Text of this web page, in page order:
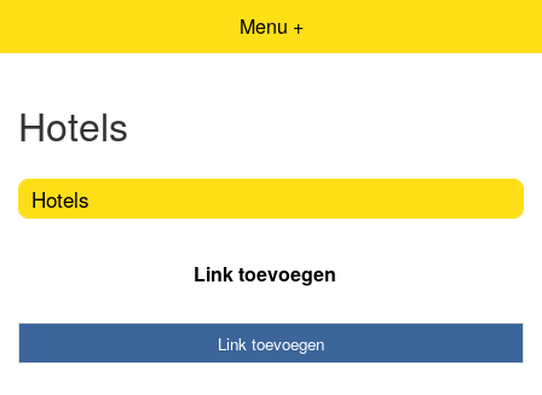
Menu +
Hotels
Hotels
Link toevoegen
Link toevoegen